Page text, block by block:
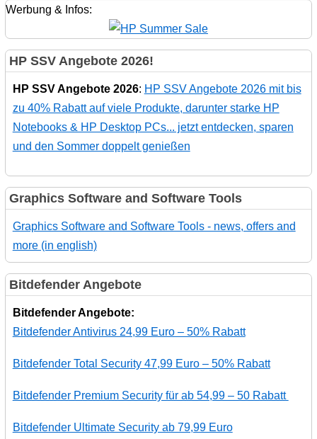
Werbung & Infos:
HP SSV Angebote 2026!
HP SSV Angebote 2026: HP SSV Angebote 2026 mit bis
zu 40% Rabatt auf viele Produkte, darunter starke HP
Notebooks & HP Desktop PCs... jetzt entdecken, sparen
und den Sommer doppelt genießen
Graphics Software and Software Tools
Graphics Software and Software Tools - news, offers and
more (in english)
Bitdefender Angebote
Bitdefender Angebote:
Bitdefender Antivirus 24,99 Euro – 50% Rabatt
Bitdefender Total Security 47,99 Euro – 50% Rabatt
Bitdefender Premium Security für ab 54,99 – 50 Rabatt
Bitdefender Ultimate Security ab 79,99 Euro